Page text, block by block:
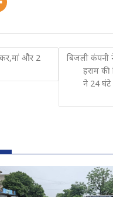
और 2
बिजली कंपनी
हराम
ने 24 घंटे